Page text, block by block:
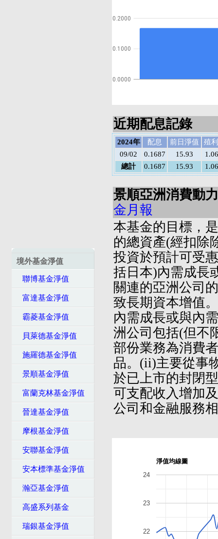
境外基金淨值
聯博基金淨值
富達基金淨值
霸菱基金淨值
貝萊德基金淨值
施羅德基金淨值
景順基金淨值
富蘭克林基金淨值
晉達基金淨值
摩根基金淨值
安聯基金淨值
安本標準基金淨值
瀚亞基金淨值
高盛系列基金
瑞銀基金淨值
0.0000
0.1000
0.2000
近期配息記錄
2024年 配息 前日淨值
殖
09/02
0.1687 15.93
總計
0.1687 15.93
景順亞洲消費動
金月報
本基金的目標，
的總資產(經扣除
投資於預計可受
括日本)內需成長
關連的亞洲公司
致長期資本增值
內需成長或與內
洲公司包括(但不
部份業務為消費
品。(ii)主要從事
於已上市的封閉
可支配收入增加
公司和金融服務
淨值均線圖
22
23
24